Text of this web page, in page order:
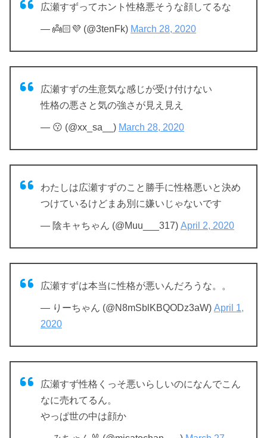
広瀬すずってホント性格悪そうな顔してるな
— 👼🏻💜 (@3tenFk) March 28, 2020
広瀬すずの生意気な感じが受け付けない
性格の悪さと気の強さが見え見え
— 😗 (@xx_sa__) March 28, 2020
わたしは広瀬すずのこと勝手に性格悪いと決め
つけているけどまあ別に嫌いじゃないです
— 陰キャちゃん (@Muu___317) April 2, 2020
広瀬すずは本当に性格が悪いんだろうな。。
— りーちゃん (@N8mSblKBQODz3aW) April 1,
2020
広瀬すず性格くっそ悪いらしいのになんでこん
なに売れてるん。
やっぱ世の中は顔か